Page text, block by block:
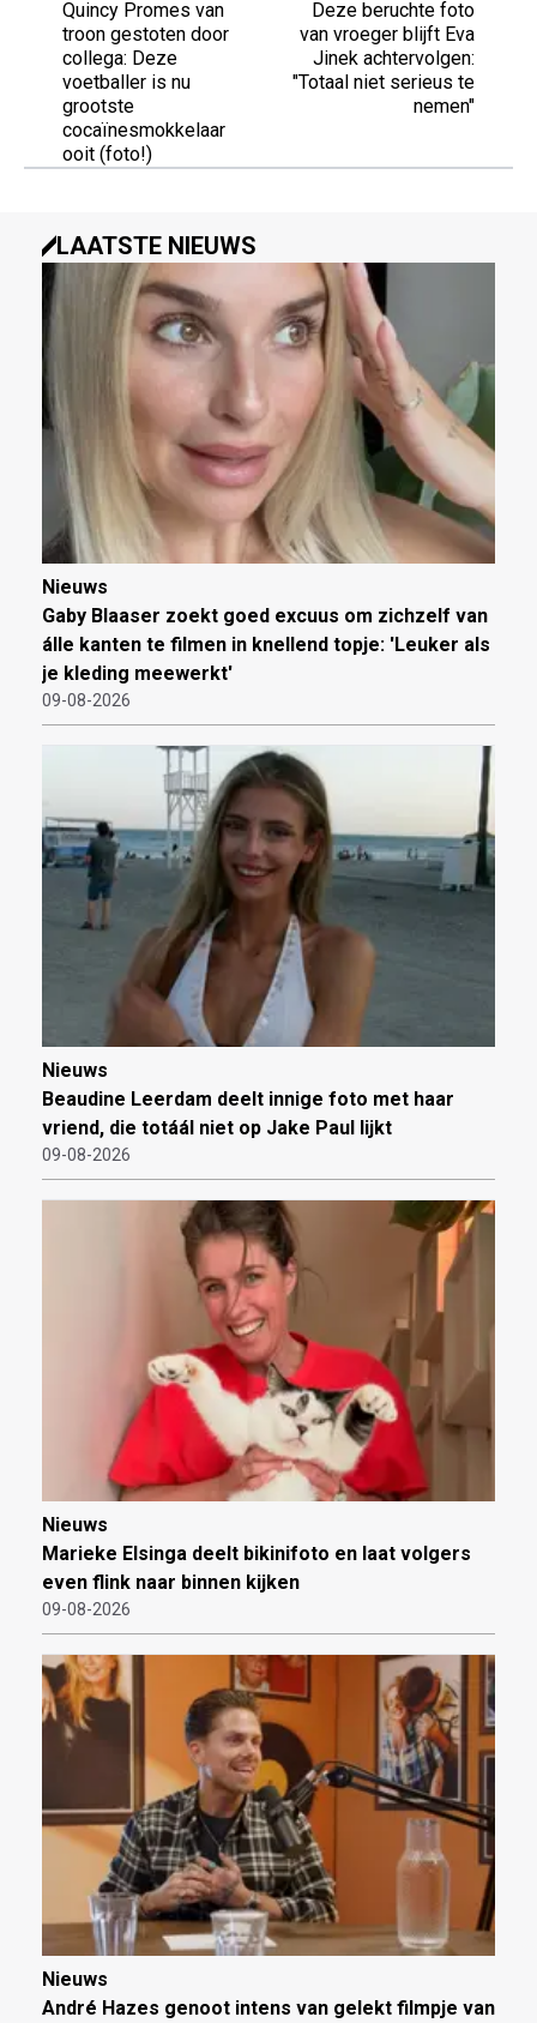
Quincy Promes van
troon gestoten door
collega: Deze
voetballer is nu
grootste
cocaïnesmokkelaar
ooit (foto!)
Deze beruchte foto
van vroeger blijft Eva
Jinek achtervolgen:
"Totaal niet serieus te
nemen"
LAATSTE NIEUWS
Nieuws
Gaby Blaaser zoekt goed excuus om zichzelf van
álle kanten te filmen in knellend topje: 'Leuker als
je kleding meewerkt'
09-08-2026
Nieuws
Beaudine Leerdam deelt innige foto met haar
vriend, die totáál niet op Jake Paul lijkt
09-08-2026
Nieuws
Marieke Elsinga deelt bikinifoto en laat volgers
even flink naar binnen kijken
09-08-2026
Nieuws
André Hazes genoot intens van gelekt filmpje van